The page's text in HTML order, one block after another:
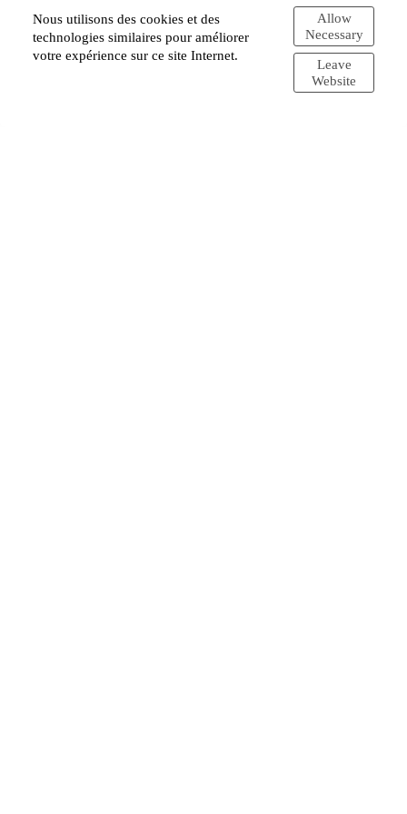
Nous utilisons des cookies et des
technologies similaires pour améliorer
votre expérience sur ce site Internet.
Allow
Necessary
Leave
Website